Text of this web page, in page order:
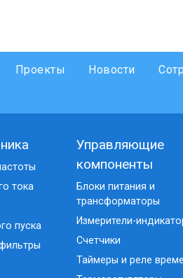
Проекты Новости
тока
пуска
Управляющие
компоненты
Блоки питания и
трансформаторы
Измерители-
Счетчики
Таймеры и реле